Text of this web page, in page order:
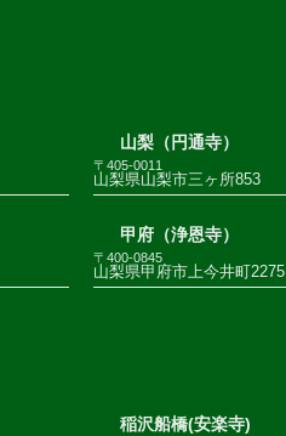
山梨（円通寺）
〒405-0011
山梨県山梨市三ヶ所853
甲府（浄恩寺）
〒400-0845
山梨県甲府市上今井町2275
稲沢船橋(安楽寺)